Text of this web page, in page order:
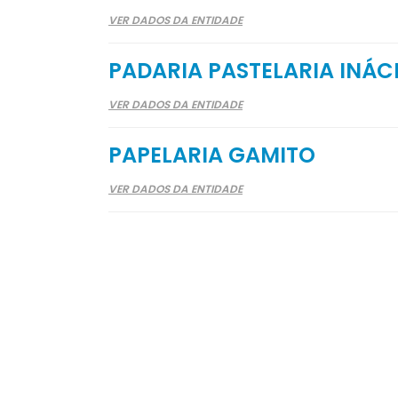
VER DADOS DA ENTIDADE
PADARIA PASTELARIA
VER DADOS DA ENTIDADE
PAPELARIA GAMITO
VER DADOS DA ENTIDADE